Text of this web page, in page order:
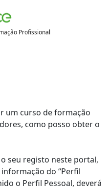
Profissional
um curso de formação
como posso obter o
seu registo neste portal,
do “Perfil
o Perfil Pessoal, deverá